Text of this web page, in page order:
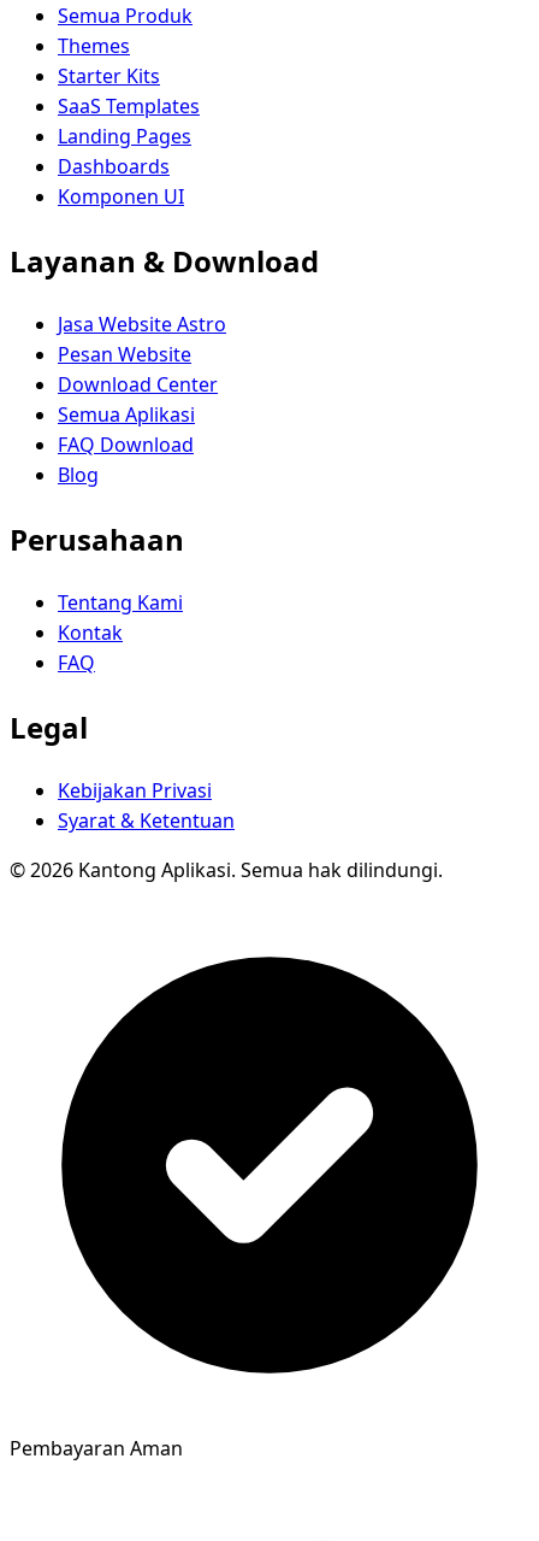
Semua Produk
Themes
Starter Kits
SaaS Templates
Landing Pages
Dashboards
Komponen UI
Layanan & Download
Jasa Website Astro
Pesan Website
Download Center
Semua Aplikasi
FAQ Download
Blog
Perusahaan
Tentang Kami
Kontak
FAQ
Legal
Kebijakan Privasi
Syarat & Ketentuan
© 2026 Kantong Aplikasi. Semua hak dilindungi.
Pembayaran Aman